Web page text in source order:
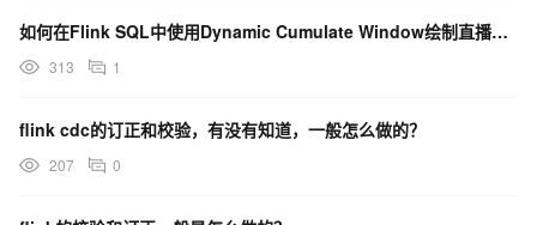
如何在Flink SQL中使用Dynamic Cumulate Window绘制直播间累计UV曲线？
313 1
flink cdc的订正和校验，有没有知道，一般怎么做的？
207 0